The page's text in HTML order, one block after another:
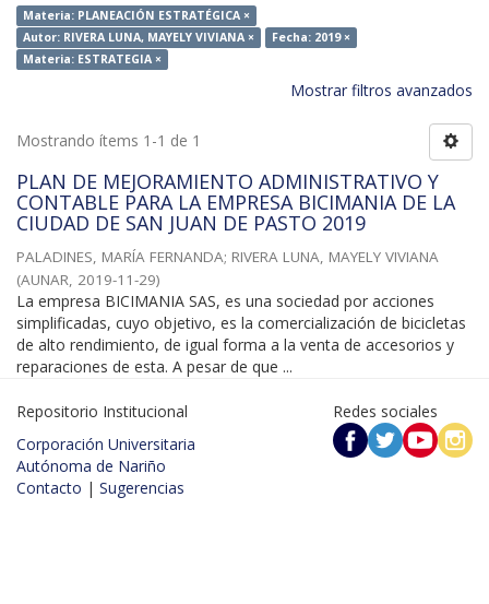
Materia: PLANEACIÓN ESTRATÉGICA ×
Autor: RIVERA LUNA, MAYELY VIVIANA ×
Fecha: 2019 ×
Materia: ESTRATEGIA ×
Mostrar filtros avanzados
Mostrando ítems 1-1 de 1
PLAN DE MEJORAMIENTO ADMINISTRATIVO Y
CONTABLE PARA LA EMPRESA BICIMANIA DE LA
CIUDAD DE SAN JUAN DE PASTO 2019
PALADINES, MARÍA FERNANDA; RIVERA LUNA, MAYELY VIVIANA
(AUNAR, 2019-11-29)
La empresa BICIMANIA SAS, es una sociedad por acciones
simplificadas, cuyo objetivo, es la comercialización de bicicletas
de alto rendimiento, de igual forma a la venta de accesorios y
reparaciones de esta. A pesar de que ...
Repositorio Institucional
Corporación Universitaria
Autónoma de Nariño
Contacto | Sugerencias
Redes sociales